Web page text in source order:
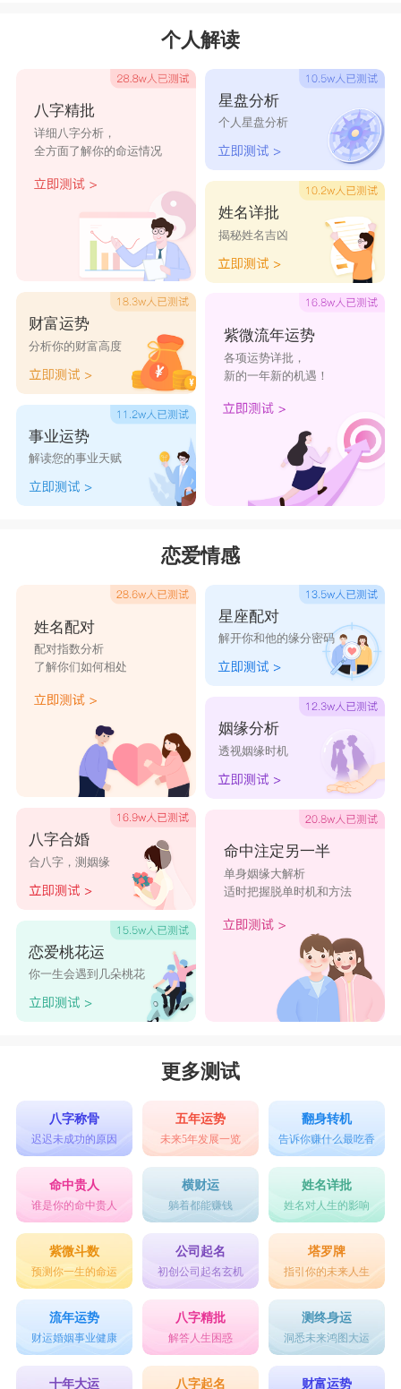
令你更生气，两个人很难真是交心。对摩羯男来
讲，在失意时候，因为水瓶座那种博爱的精神，会
在你最需要人安慰时加以援手，你才可能因此爱上
她，但进一步了解情况，你发觉她对所有人都是一
样。
水瓶女和摩羯男在一起时，得先学会敬重他的
家人，这是必须要做的。摩羯男对他的父母责无旁
贷，他认为父母为天，也希望他爱的人也这样做。
有时候他对家人的一些缺点并不是视而不见，但是
必须由他指出来，而不是由别人来评论。建议水瓶
女与摩羯男能以工作上相辅相成的配合方式谈恋
爱，那会因比较实际的共同目标而携手;这样摩羯
的注意力会分散，水瓶女会觉得比较自由、没压迫
感。水瓶女擅长做未来的计划与摩羯男刻苦耐劳的
星座乐原创文章，转载需注明出处
个人解读
八字精批
详细八字分析，
全方面了解你的命运情况
财富运势
分析你的财富高度
事业运势
解读您的事业天赋
星盘分析
个人星盘分析
姓名详批
揭秘姓名吉凶
紫微流年运势
各项运势详批，
新的一年新的机遇！
恋爱情感
姓名配对
配对指数分析
了解你们如何相处
八字合婚
合八字，测姻缘
恋爱桃花运
你一生会遇到几朵桃花
星座配对
解开你和他的缘分密码
姻缘分析
透视姻缘时机
命中注定另一半
单身姻缘大解析
适时把握脱单时机和方法
更多测试
八字称骨
迟迟未成功的原因
五年运势
未来5年发展一览
翻身转机
告诉你赚什么最吃香
命中贵人
谁是你的命中贵人
横财运
躺着都能赚钱
姓名详批
姓名对人生的影响
紫微斗数
预测你一生的命运
公司起名
初创公司起名玄机
塔罗牌
指引你的未来人生
流年运势
财运婚姻事业健康
八字精批
解答人生困惑
测终身运
洞悉未来鸿图大运
十年大运 八字起名 财富运势